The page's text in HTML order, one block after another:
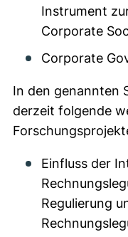
Instrument
Corporate
Corporate
In den genannten
derzeit folgende
Einfluss der
Regulierung